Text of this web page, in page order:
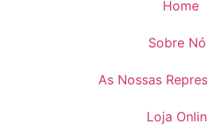
Home
Sobre
As Nossas
Loja